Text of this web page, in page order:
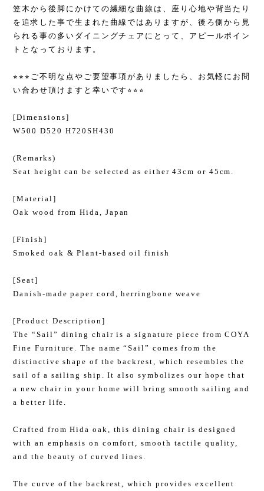
笠木から後脚にかけての繊細な曲線は、座り心地や背当たり
を追求した事で生まれた曲線ではありますが、後ろ側から見
られる事の多いダイニングチェアにとって、アピールポイン
トとなっております。
⭐︎⭐︎⭐︎ご不明な点やご要望事項がありましたら、お気軽にお問
い合わせ頂けますと幸いです⭐︎⭐︎⭐︎
[Dimensions]
W500 D520 H720SH430
(Remarks)
Seat height can be selected as either 43cm or 45cm.
[Material]
Oak wood from Hida, Japan
[Finish]
Smoked oak & Plant-based oil finish
[Seat]
Danish-made paper cord, herringbone weave
[Product Description]
The “Sail” dining chair is a signature piece from COYA
Fine Furniture. The name “Sail” comes from the
distinctive shape of the backrest, which resembles the
sail of a sailing ship. It also symbolizes our hope that
a new chair in your home will bring smooth sailing and
a better life.
Crafted from Hida oak, this dining chair is designed
with an emphasis on comfort, smooth tactile quality,
and the beauty of curved lines.
The curve of the backrest, which provides excellent